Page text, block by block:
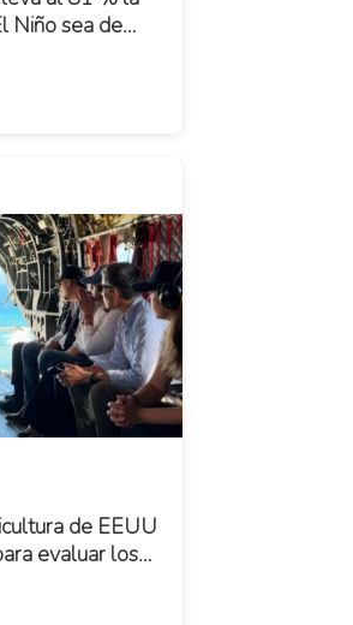
Niño sea de
de EEUU
evaluar los